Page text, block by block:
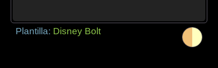
Plantilla: Disney Bolt